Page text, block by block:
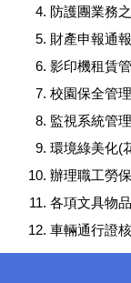
防護團業務
財產申報通
影印機租賃
校園保全管
監視系統管理
環境綠美化(
辦理職工勞
各項文具物
車輛通行證核